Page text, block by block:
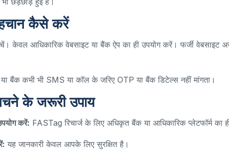
कैसे करें
केवल आधिकारिक वेबसाइट या बैंक ऐप का ही उपयोग करें। फर्जी
बैंक कभी भी SMS या कॉल के जरिए OTP या बैंक डिटेल्स नहीं मांगता।
के जरूरी उपाय
करें: FASTag रिचार्ज के लिए अधिकृत बैंक या आधिकारिक प्लेटफॉर्म का
यह जानकारी केवल आपके लिए सुरक्षित है।